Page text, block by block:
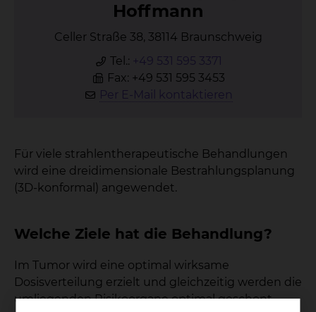
Hoff­mann
Celler Straße 38, 38114 Braunschweig
Tel.: +49 531 595 3371
Fax: +49 531 595 3453
Per E-Mail kontaktieren
Für viele strahlentherapeutische Behandlungen
wird eine dreidimensionale Bestrahlungsplanung
(3D-konformal) angewendet.
Welche Ziele hat die Behandlung?
Im Tumor wird eine optimal wirksame
Dosisverteilung erzielt und gleichzeitig werden die
umliegenden Risikoorgane optimal geschont.